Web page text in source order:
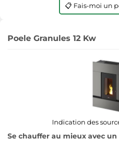
📋 Fais-moi un
Poele Granules 12 Kw
Indication des
Se chauffer au mieux avec un